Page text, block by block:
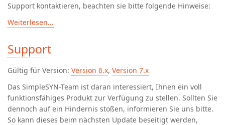
Support kontaktieren, beachten sie bitte folgende Hinweise:
Weiterlesen...
Support
Gültig für Version: Version 6.x, Version 7.x
Das SimpleSYN-Team ist daran interessiert, Ihnen ein voll
funktionsfähiges Produkt zur Verfügung zu stellen. Sollten Sie
dennoch auf ein Hindernis stoßen, informieren Sie uns bitte.
So kann dieses beim nächsten Update beseitigt werden,